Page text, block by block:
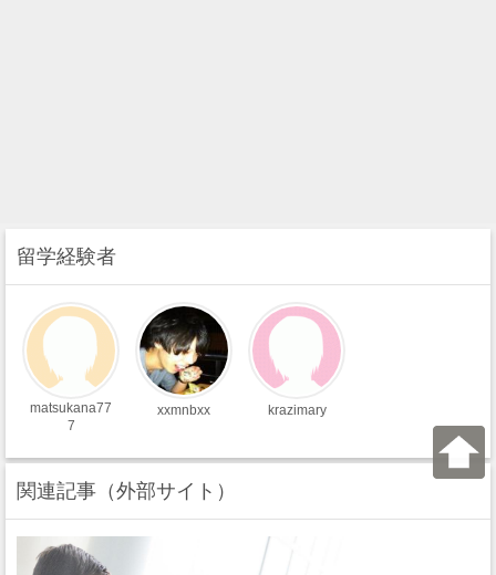
留学経験者
matsukana77
7
xxmnbxx krazimary
関連記事（外部サイト）